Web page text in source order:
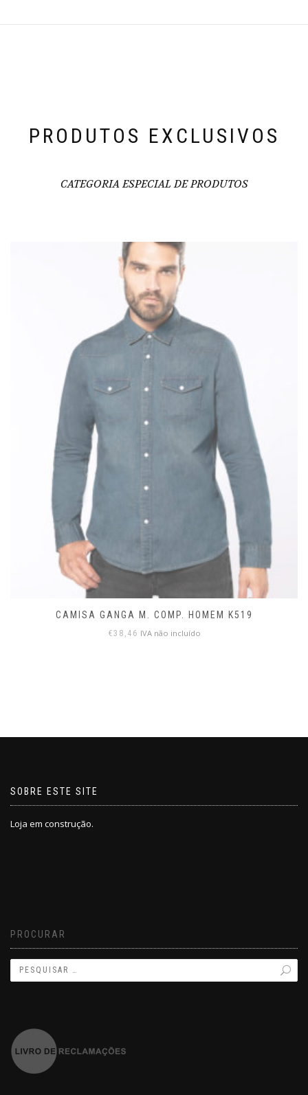
PRODUTOS EXCLUSIVOS
CATEGORIA ESPECIAL DE PRODUTOS
CAMISA GANGA M. COMP. HOMEM K519
€38,46 IVA não incluído
SOBRE ESTE SITE
Loja em construção.
PROCURAR